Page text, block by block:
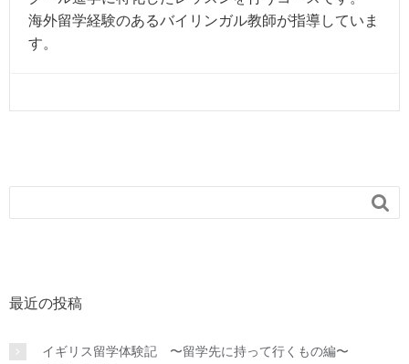
海外留学経験のあるバイリンガル教師が指導していま
す。

最近の投稿
イギリス留学体験記 〜留学先に持って行くもの編〜